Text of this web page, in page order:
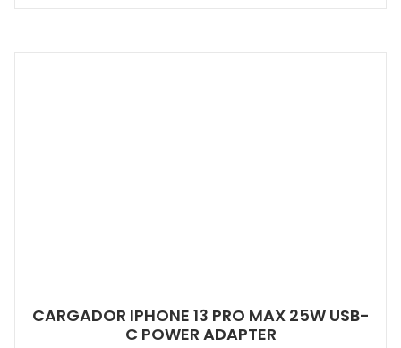
CARGADOR IPHONE 13 PRO MAX 25W USB-
C POWER ADAPTER